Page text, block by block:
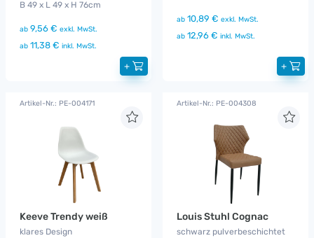
B 49 x L 49 x H 76cm
ab 9,56 € exkl. MwSt.
ab 11,38 € inkl. MwSt.
+
ab 10,89 € exkl. MwSt.
ab 12,96 € inkl. MwSt.
+
Artikel-Nr.: PE-004171
Keeve Trendy weiß
klares Design
Artikel-Nr.: PE-004308
Louis Stuhl Cognac
schwarz pulverbeschichtet